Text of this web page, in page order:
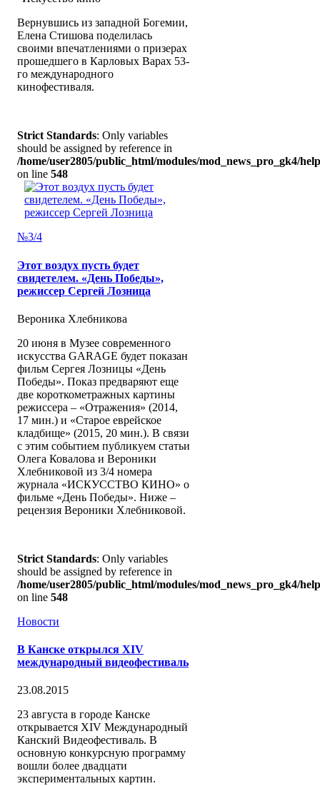
Вернувшись из западной Богемии,
Елена Стишова поделилась
своими впечатлениями о призерах
прошедшего в Карловых Варах 53-
го международного
кинофестиваля.
Strict Standards: Only variables
should be assigned by reference in
/home/user2805/public_html/modules/mod_news_pro_gk4/
on line 548
№3/4
Этот воздух пусть будет
свидетелем. «День Победы»,
режиссер Сергей Лозница
Вероника Хлебникова
20 июня в Музее современного
искусства GARAGE будет показан
фильм Сергея Лозницы «День
Победы». Показ предваряют еще
две короткометражных картины
режиссера – «Отражения» (2014,
17 мин.) и «Старое еврейское
кладбище» (2015, 20 мин.). В связи
с этим событием публикуем статьи
Олега Ковалова и Вероники
Хлебниковой из 3/4 номера
журнала «ИСКУССТВО КИНО» о
фильме «День Победы». Ниже –
рецензия Вероники Хлебниковой.
Strict Standards: Only variables
should be assigned by reference in
/home/user2805/public_html/modules/mod_news_pro_gk4/
on line 548
Новости
В Канске открылся XIV
международный видеофестиваль
23.08.2015
23 августа в городе Канске
открывается XIV Международный
Канский Видеофестиваль. В
основную конкурсную программу
вошли более двадцати
экспериментальных картин.